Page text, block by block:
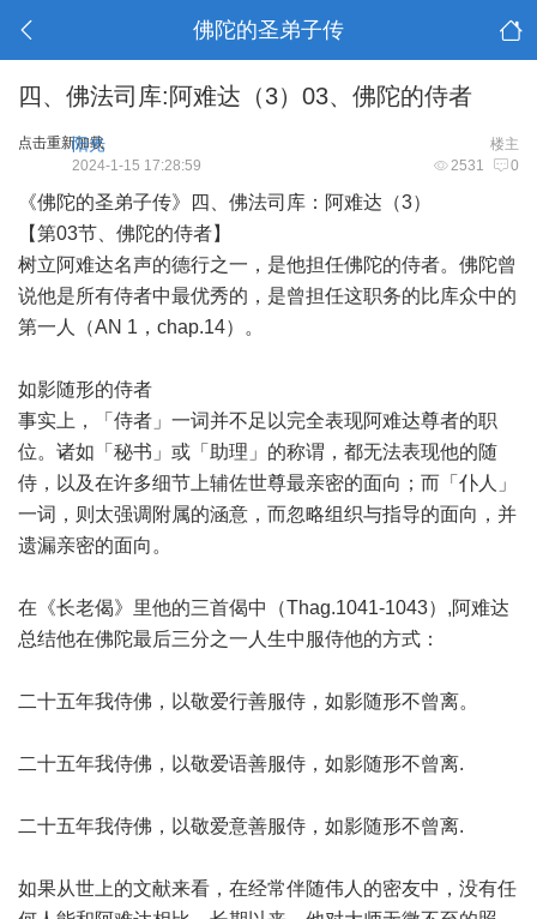
佛陀的圣弟子传
四、佛法司库:阿难达（3）03、佛陀的侍者
点击重新加载 楼主
阳光
2531 0
2024-1-15 17:28:59
《佛陀的圣弟子传》四、佛法司库：阿难达（3）
【第03节、佛陀的侍者】
树立阿难达名声的德行之一，是他担任佛陀的侍者。佛陀曾
说他是所有侍者中最优秀的，是曾担任这职务的比库众中的
第一人（AN 1，chap.14）。
如影随形的侍者
事实上，「侍者」一词并不足以完全表现阿难达尊者的职
位。诸如「秘书」或「助理」的称谓，都无法表现他的随
侍，以及在许多细节上辅佐世尊最亲密的面向；而「仆人」
一词，则太强调附属的涵意，而忽略组织与指导的面向，并
遗漏亲密的面向。
在《长老偈》里他的三首偈中（Thag.1041-1043）,阿难达
总结他在佛陀最后三分之一人生中服侍他的方式：
二十五年我侍佛，以敬爱行善服侍，如影随形不曾离。
二十五年我侍佛，以敬爱语善服侍，如影随形不曾离.
二十五年我侍佛，以敬爱意善服侍，如影随形不曾离.
如果从世上的文献来看，在经常伴随伟人的密友中，没有任